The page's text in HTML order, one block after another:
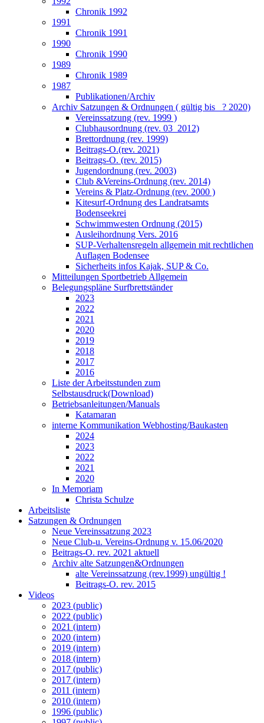
Chronik 1992
1991
Chronik 1991
1990
Chronik 1990
1989
Chronik 1989
1987
Publikationen/Archiv
Archiv Satzungen & Ordnungen ( gültig bis _? 2020)
Vereinssatzung (rev. 1999 )
Clubhausordnung (rev. 03_2012)
Brettordnung (rev. 1999)
Beitrags-O.(rev. 2021)
Beitrags-O. (rev. 2015)
Jugendordnung (rev. 2003)
Club &Vereins-Ordnung (rev. 2014)
Vereins & Platz-Ordnung (rev. 2000 )
Kitesurf-Ordnung des Landratsamts
Bodenseekrei
Schwimmwesten Ordnung (2015)
Ausleihordnung Vers. 2016
SUP-Verhaltensregeln allgemein mit rechtlichen
Auflagen Bodensee
Sicherheits infos Kajak, SUP & Co.
Mitteilungen Sportbetrieb Allgemein
Belegungspläne Surfbrettständer
2023
2022
2021
2020
2019
2018
2017
2016
Liste der Arbeitsstunden zum
Selbstausdruck(Download)
Betriebsanleitungen/Manuals
Katamaran
interne Kommunikation Webhosting/Baukasten
2024
2023
2022
2021
2020
In Memoriam
Christa Schulze
Arbeitsliste
Satzungen & Ordnungen
Neue Vereinssatzung 2023
Neue Club-u. Vereins-Ordnung v. 15.06/2020
Beitrags-O. rev. 2021 aktuell
Archiv alte Satzungen&Ordnungen
alte Vereinssatzung (rev.1999) ungültig !
Beitrags-O. rev. 2015
Videos
2023 (public)
2022 (public)
2021 (intern)
2020 (intern)
2019 (intern)
2018 (intern)
2017 (public)
2017 (intern)
2011 (intern)
2010 (intern)
1996 (public)